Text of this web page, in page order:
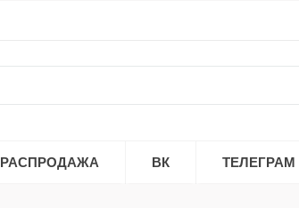
РАСПРОДАЖА ВК ТЕЛЕГРАМ